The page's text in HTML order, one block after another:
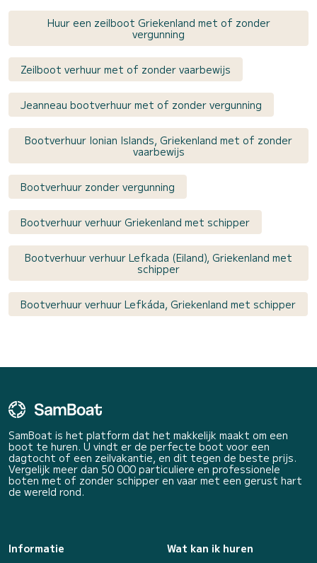
Huur een zeilboot Griekenland met of zonder
vergunning
Zeilboot verhuur met of zonder vaarbewijs
Jeanneau bootverhuur met of zonder vergunning
Bootverhuur Ionian Islands, Griekenland met of zonder
vaarbewijs
Bootverhuur zonder vergunning
Bootverhuur verhuur Griekenland met schipper
Bootverhuur verhuur Lefkada (Eiland), Griekenland met
schipper
Bootverhuur verhuur Lefkáda, Griekenland met schipper
SamBoat is het platform dat het makkelijk maakt om een
boot te huren. U vindt er de perfecte boot voor een
dagtocht of een zeilvakantie, en dit tegen de beste prijs.
Vergelijk meer dan 50 000 particuliere en professionele
boten met of zonder schipper en vaar met een gerust hart
de wereld rond.
Informatie
Wat kan ik huren